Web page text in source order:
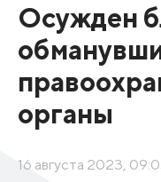
Осужден
органы
16 августа 2023,